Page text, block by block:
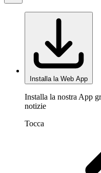
Installa la Web App
Installa la nostra App
notizie
Tocca